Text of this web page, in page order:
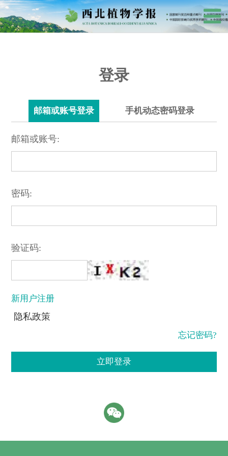
登录
邮箱或账号登录 手机动态密码登录
邮箱或账号:
密码:
验证码:
新用户注册
隐私政策
忘记密码?
立即登录